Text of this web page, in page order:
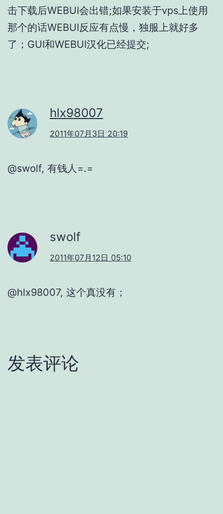
击下载后WEBUI会出错;如果安装于vps上使用
那个的话WEBUI反应有点慢，独服上就好多
了；GUI和WEBUI汉化已经提交;
hlx98007
2011年07月3日 20:19
@swolf, 有钱人=.=
swolf
2011年07月12日 05:10
@hlx98007, 这个真没有；
发表评论